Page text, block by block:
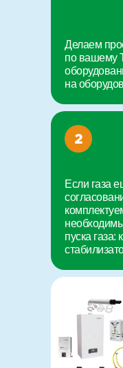
Делаем
по вашему
на
Если газа
пуска газа:
2